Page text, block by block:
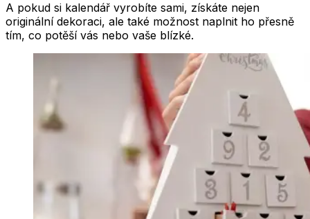
A pokud si kalendář vyrobíte sami, získáte nejen
originální dekoraci, ale také možnost naplnit ho přesně
tím, co potěší vás nebo vaše blízké.